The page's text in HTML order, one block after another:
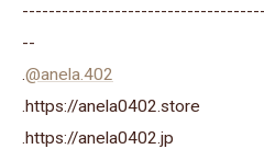
--
.@anela.402
.https://anela0402.store
⁡.https://anela0402.jp⁡⁡